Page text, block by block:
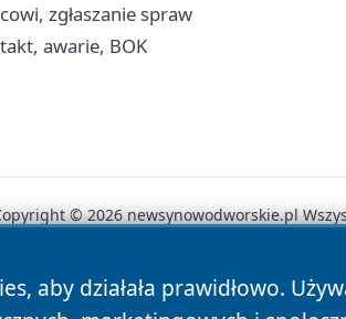
zgłaszanie spraw
awarie, BOK
aby działała prawidłowo.
© 2026 newsynowodworskie.pl
News Autorzy Polityka Prywatności